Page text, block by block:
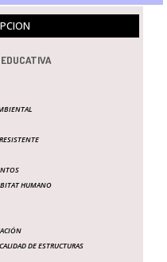
HUMANO
DE ESTRUCTURAS